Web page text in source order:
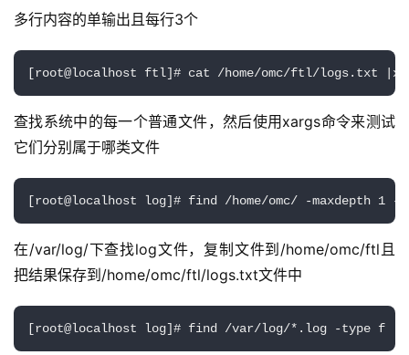
多行内容的单输出且每行3个
[root@localhost ftl]# cat /home/omc/ftl/logs.txt
查找系统中的每一个普通文件，然后使用xargs命令来测试
它们分别属于哪类文件
[root@localhost log]# find /home/omc/ -maxdepth
在/var/log/下查找log文件，复制文件到/home/omc/ftl且
把结果保存到/home/omc/ftl/logs.txt文件中
[root@localhost log]# find /var/log/*.log -type f |